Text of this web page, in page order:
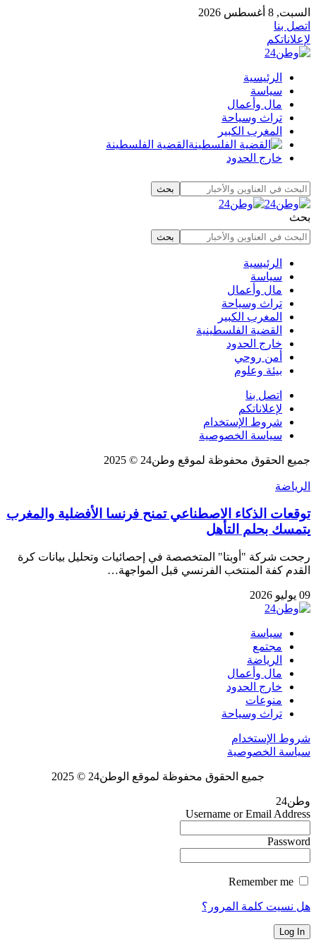
السبت, 8 أغسطس 2026
اتصل بنا
لإعلاناتكم
الرئيسية
سياسة
مال وأعمال
تراث وسياحة
المغرب الكبير
القضية الفلسطينة
خارج الحدود
بحث
الرئيسية
سياسة
مال وأعمال
تراث وسياحة
المغرب الكبير
القضية الفلسطينية
خارج الحدود
أمن روحي
بيئة وعلوم
اتصل بنا
لإعلاناتكم
شروط الإستخدام
سياسة الخصوصية
جميع الحقوق محفوظة لموقع وطن24 © 2025
الرياضة
توقعات الذكاء الاصطناعي تمنح فرنسا الأفضلية والمغرب
يتمسك بحلم التأهل
رجحت شركة "أوبتا" المتخصصة في إحصائيات وتحليل بيانات كرة
القدم كفة المنتخب الفرنسي قبل المواجهة…
09 يوليو 2026
سياسة
مجتمع
الرياضة
مال وأعمال
خارج الحدود
منوعات
تراث وسياحة
شروط الإستخدام
سياسة الخصوصية
جميع الحقوق محفوظة لموقع الوطن24 © 2025
وطن24
Username or Email Address
Password
هل نسيت كلمة المرور؟